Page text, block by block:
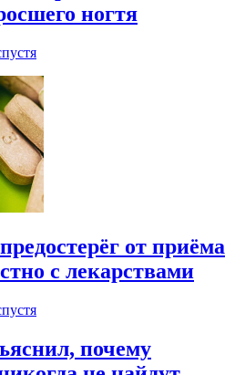
ногтя
от приёма
с лекарствами
почему